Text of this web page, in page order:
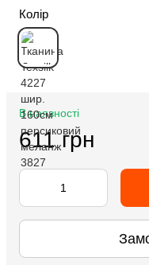
Колір
В наявності
611 грн